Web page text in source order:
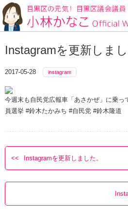
Instagramを更新しまし
2017-05-28 instagram
今週末も自民党広報車「あさかぜ」に乗っ
員選挙 #鈴木たかみち #自民党 #鈴木隆道
Instagramを更新しました。